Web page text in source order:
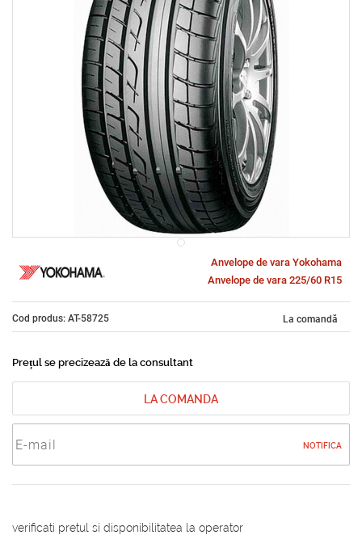
Anvelope de vara Yokohama
Anvelope de vara 225/60 R15
Cod produs: AT-58725 La comandă
Prețul se precizează de la consultant
LA COMANDA
NOTIFICA
verificati pretul si disponibilitatea la operator